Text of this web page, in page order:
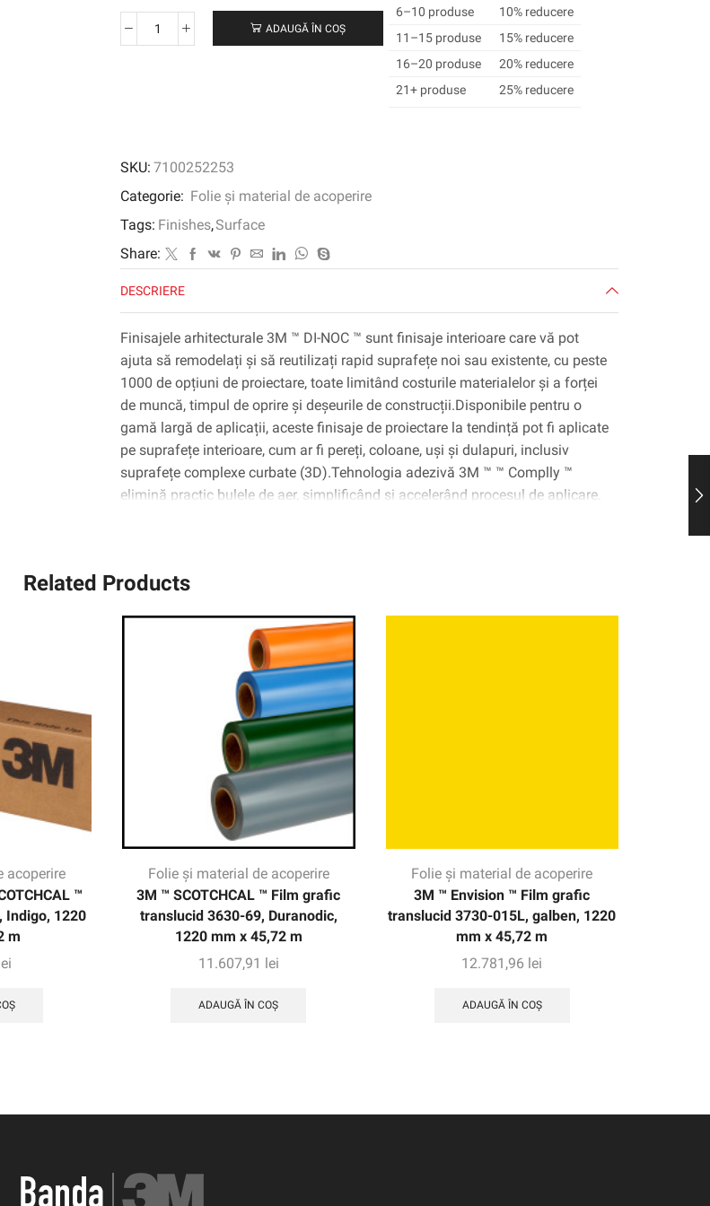
Cantitate
arhitectural
Culoare
Matte,
PS-
3091MT,
1220
mm
x
50
ADAUGĂ ÎN COȘ
6–10 produse
10% reducere
11–15 produse
15% reducere
16–20 produse
20% reducere
21+ produse
25% reducere
SKU: 7100252253
Categorie: Folie și material de acoperire
Tags: Finishes,Surface
Share:
DESCRIERE
Finisajele arhitecturale 3M ™ DI-NOC ™ sunt finisaje interioare care vă pot
ajuta să remodelați și să reutilizați rapid suprafețe noi sau existente, cu peste
1000 de opțiuni de proiectare, toate limitând costurile materialelor și a forței
de muncă, timpul de oprire și deșeurile de construcții.Disponibile pentru o
gamă largă de aplicații, aceste finisaje de proiectare la tendință pot fi aplicate
pe suprafețe interioare, cum ar fi pereți, coloane, uși și dulapuri, inclusiv
suprafețe complexe curbate (3D).Tehnologia adezivă 3M ™ ™ Complly ™
elimină practic bulele de aer, simplificând și accelerând procesul de aplicare.
Related Products
acoperire
™
Indigo, 1220
m
Folie și material de acoperire
3M ™ SCOTCHCAL ™ Film grafic
translucid 3630-69, Duranodic,
1220 mm x 45,72 m
11.607,91 lei
ADAUGĂ ÎN COȘ
Folie și material de acoperire
3M ™ Envision ™ Film grafic
translucid 3730-015L, galben, 1220
mm x 45,72 m
12.781,96 lei
ADAUGĂ ÎN COȘ